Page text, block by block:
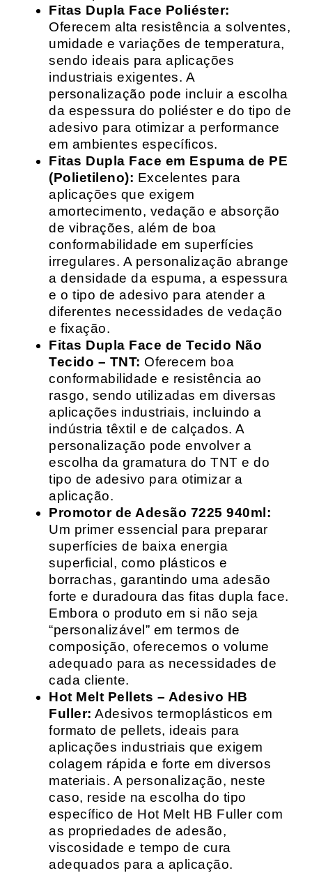
Fitas Dupla Face Poliéster:
Oferecem alta resistência a solventes,
umidade e variações de temperatura,
sendo ideais para aplicações
industriais exigentes. A
personalização pode incluir a escolha
da espessura do poliéster e do tipo de
adesivo para otimizar a performance
em ambientes específicos.
Fitas Dupla Face em Espuma de PE
(Polietileno): Excelentes para
aplicações que exigem
amortecimento, vedação e absorção
de vibrações, além de boa
conformabilidade em superfícies
irregulares. A personalização abrange
a densidade da espuma, a espessura
e o tipo de adesivo para atender a
diferentes necessidades de vedação
e fixação.
Fitas Dupla Face de Tecido Não
Tecido – TNT: Oferecem boa
conformabilidade e resistência ao
rasgo, sendo utilizadas em diversas
aplicações industriais, incluindo a
indústria têxtil e de calçados. A
personalização pode envolver a
escolha da gramatura do TNT e do
tipo de adesivo para otimizar a
aplicação.
Promotor de Adesão 7225 940ml:
Um primer essencial para preparar
superfícies de baixa energia
superficial, como plásticos e
borrachas, garantindo uma adesão
forte e duradoura das fitas dupla face.
Embora o produto em si não seja
“personalizável” em termos de
composição, oferecemos o volume
adequado para as necessidades de
cada cliente.
Hot Melt Pellets – Adesivo HB
Fuller: Adesivos termoplásticos em
formato de pellets, ideais para
aplicações industriais que exigem
colagem rápida e forte em diversos
materiais. A personalização, neste
caso, reside na escolha do tipo
específico de Hot Melt HB Fuller com
as propriedades de adesão,
viscosidade e tempo de cura
adequados para a aplicação.